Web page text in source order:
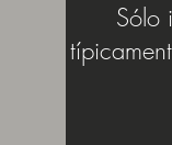
Sólo